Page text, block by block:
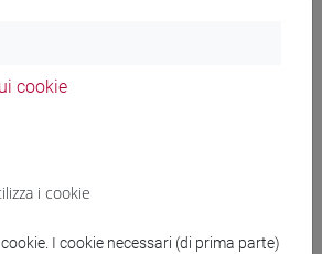
- 48h Lezione
cookie
i cookie
I cookie necessari (di prima parte)